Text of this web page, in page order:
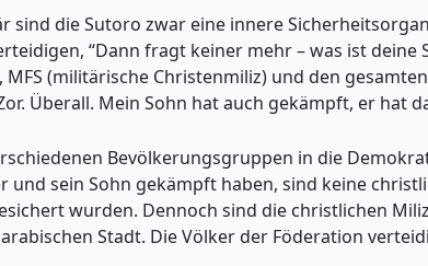
sind die Sutoro zwar eine innere
“Dann fragt keiner mehr – was ist
MFS (militärische Christenmiliz) und den
Überall. Mein Sohn hat auch gekämpft, er hat
Bevölkerungsgruppen in die
sein Sohn gekämpft haben, sind keine
wurden. Dennoch sind die christlichen
Stadt. Die Völker der Föderation